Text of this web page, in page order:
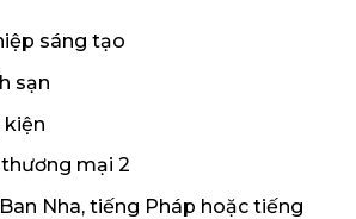
sáng tạo
sạn
kiện
mại 2
Nha, tiếng Pháp hoặc tiếng